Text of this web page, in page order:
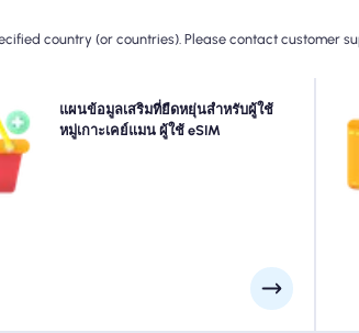
country (or countries). Please contact customer
แผนข้อมูลเสริมที่ยืดหยุ่นสำหรับผู้ใช้
หมู่เกาะเคย์แมน ผู้ใช้ eSIM
มูลเพิ่มเติมหรือขยายแผนของคุณ? เพียงซื้อ Add-
เกาะเคย์แมน ของคุณเพื่อเพลิดเพลินกับการเชื่อม
ที่ไร้รอยต่อต่อไป เมื่อแผนเริ่มต้นของคุณหมดอายุ
ของคุณจะเปิดใช้งานการเก็บรักษาโดยอัตโนมัติที่